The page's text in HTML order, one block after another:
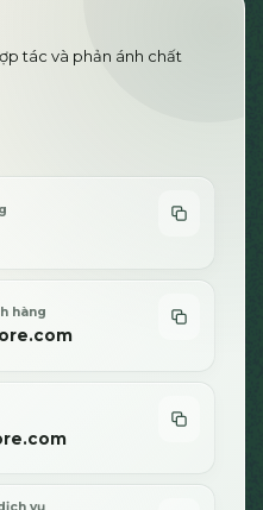
tác và phản ánh chất
hàng